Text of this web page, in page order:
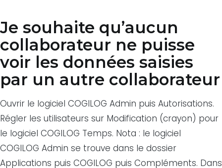
Je souhaite qu’aucun
collaborateur ne puisse
voir les données saisies
par un autre collaborateur
Ouvrir le logiciel COGILOG Admin puis Autorisations.
Régler les utilisateurs sur Modification (crayon) pour
le logiciel COGILOG Temps. Nota : le logiciel
COGILOG Admin se trouve dans le dossier
Applications puis COGILOG puis Compléments. Dans